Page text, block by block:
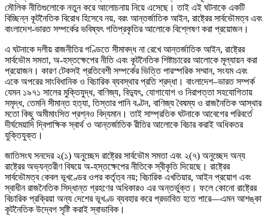
মৌলিক নীতিগুলোকে নতুন করে আলোচনায় নিয়ে এসেছে। তাই এই ঘটনাকে একটি
বিচ্ছিন্ন কূটনৈতিক বিরোধ হিসেবে নয়, বরং আন্তর্জাতিক আইন, রাষ্ট্রের সার্বভৌমত্ব এবং
বাংলাদেশ-ভারত সম্পর্কের ভবিষ্যৎ গতিপ্রকৃতির আলোকে বিশ্লেষণ করা প্রয়োজন।
এ ঘটনাকে দলীয় রাজনীতির গণ্ডিতে সীমাবদ্ধ না রেখে আন্তর্জাতিক আইন, রাষ্ট্রের
সার্বভৌম সমতা, অ-হস্তক্ষেপের নীতি এবং কূটনৈতিক শিষ্টাচারের আলোকে মূল্যায়ন করা
প্রয়োজন। কারণ টেকসই প্রতিবেশী সম্পর্কের ভিত্তি পারস্পরিক সম্মান, সংযম এবং
একে অপরের সাংবিধানিক ও বিচারিক ব্যবস্থার প্রতি শ্রদ্ধা। বাংলাদেশ–ভারত সম্পর্ক
যেমন ১৯৭১ সালের মুক্তিযুদ্ধ, বাণিজ্য, বিদ্যুৎ, যোগাযোগ ও নিরাপত্তা সহযোগিতায়
সমৃদ্ধ, তেমনি সীমান্ত হত্যা, তিস্তার পানি বণ্টন, বাণিজ্য বৈষম্য ও রাজনৈতিক আস্থার
মতো কিছু অমীমাংসিত প্রশ্নও বিদ্যমান। তাই সাম্প্রতিক ঘটনাকে আবেগের পরিবর্তে
দীর্ঘমেয়াদি দ্বিপাক্ষিক স্বার্থ ও আন্তর্জাতিক রীতির আলোকে বিচার করাই অধিকতর
যুক্তিযুক্ত।
জাতিসংঘ সনদের ২(১) অনুচ্ছেদ রাষ্ট্রের সার্বভৌম সমতা এবং ২(৭) অনুচ্ছেদ অন্য
রাষ্ট্রের অভ্যন্তরীণ বিষয়ে অ-হস্তক্ষেপের নীতিকে স্বীকৃতি দিয়েছে। রাষ্ট্রের
সার্বভৌমত্ব কেবল ভূখণ্ডের ওপর কর্তৃত্ব নয়; বিচারিক এখতিয়ার, আইন প্রয়োগ এবং
স্বাধীন রাজনৈতিক সিদ্ধান্ত গ্রহণের অধিকারও এর অন্তর্ভুক্ত। ফলে কোনো রাষ্ট্রের
বিচারিক প্রক্রিয়া অন্য দেশের ভূখণ্ড ব্যবহার করে প্রভাবিত হতে পারে—এমন আশঙ্কা
কূটনৈতিক উদ্বেগ সৃষ্টি করাই স্বাভাবিক।